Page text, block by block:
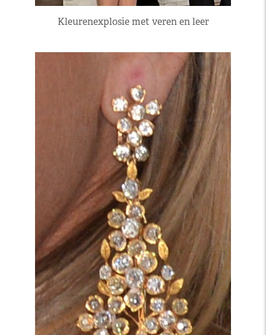
Kleurenexplosie met veren en leer